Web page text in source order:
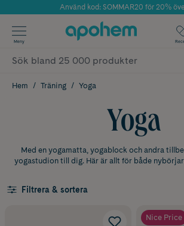
Årets Butik 2025 inom Skönhet
Använd kod: SOMMAR20 för 20%
✓ Fri frakt
✓ Poäng på alla köp*
Meny
Hem Träning Yoga
Yoga
Med en yogamatta, yogablock och andra
yogastudion till dig. Här är allt för både
Filtrera & sortera
Nice Price